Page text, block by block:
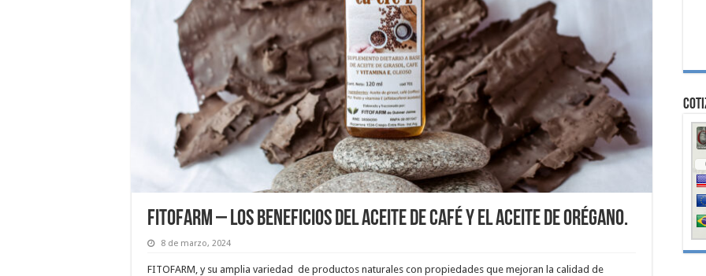
Fitofarm – Los beneficios del Aceite de Café y el Aceite de Orégano.
8 de marzo, 2024
FITOFARM, y su amplia variedad de productos naturales con propiedades que mejoran la calidad de